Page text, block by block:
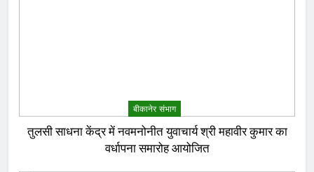
बीकानेर संभाग
तुलसी साधना केंद्र में नवमनोनीत युवाचार्य श्री महावीर कुमार का
वर्धापना समारोह आयोजित